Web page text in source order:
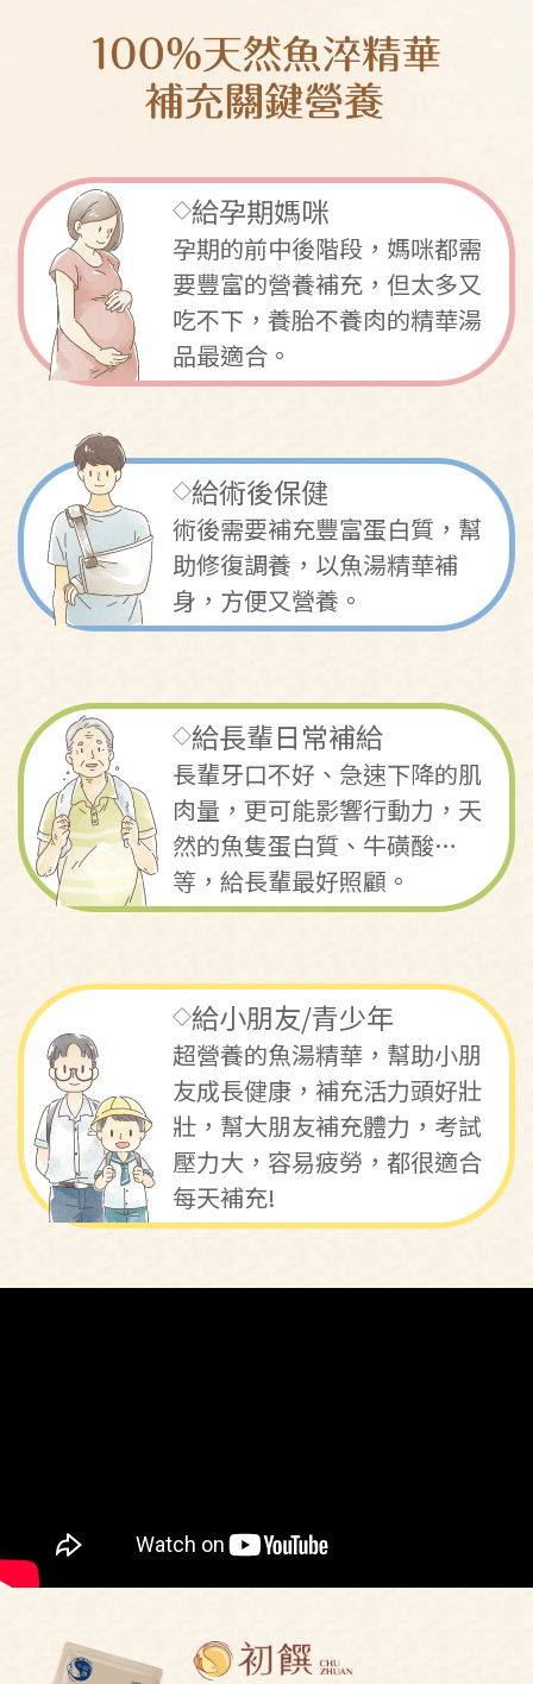
◇給孕期媽咪
孕期的前中後階段，媽咪都需
要豐富的營養補充，但太多又
吃不下，養胎不養肉的精華湯
品最適合。
◇給術後保健
術後需要補充豐富蛋白質，幫
助修復調養，以魚湯精華補
身，方便又營養。
◇給長輩日常補給
長輩牙口不好、急速下降的肌
肉量，更可能影響行動力，天
然的魚隻蛋白質、牛磺酸…
等，給長輩最好照顧。
◇給小朋友/青少年
超營養的魚湯精華，幫助小朋
友成長健康，補充活力頭好壯
壯，幫大朋友補充體力，考試
壓力大，容易疲勞，都很適合
每天補充!